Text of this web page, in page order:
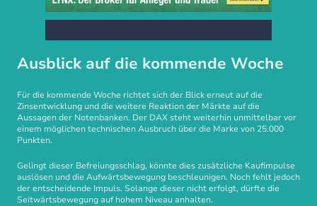
Ausblick auf die kommende Woche
Für die kommende Woche richtet sich der Blick erneut auf die
Zinsentwicklung und die weitere Reaktion der Märkte auf die
Aussagen der Notenbanken. Der DAX steht weiterhin unmittelbar vor
einem möglichen technischen Ausbruch über die Marke von 25.000
Punkten.
Gelingt dieser Befreiungsschlag, könnte dies zusätzliche Kaufimpulse
auslösen und die Aufwärtsbewegung beschleunigen. Noch fehlt jedoch
der entscheidende Impuls. Solange dieser nicht erfolgt, dürfte die
Seitwärtsbewegung auf hohem Niveau anhalten.